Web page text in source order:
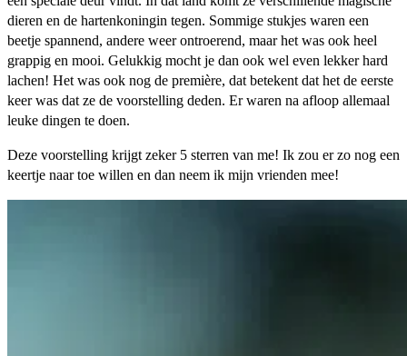
dieren en de hartenkoningin tegen. Sommige stukjes waren een
beetje spannend, andere weer ontroerend, maar het was ook heel
grappig en mooi. Gelukkig mocht je dan ook wel even lekker hard
lachen! Het was ook nog de première, dat betekent dat het de eerste
keer was dat ze de voorstelling deden. Er waren na afloop allemaal
leuke dingen te doen.
Deze voorstelling krijgt zeker 5 sterren van me! Ik zou er zo nog een
keertje naar toe willen en dan neem ik mijn vrienden mee!